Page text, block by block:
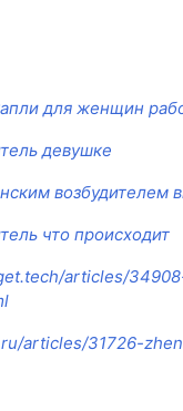
для женщин
девушке
возбудителем
что происходит
articles/
articles/31726-